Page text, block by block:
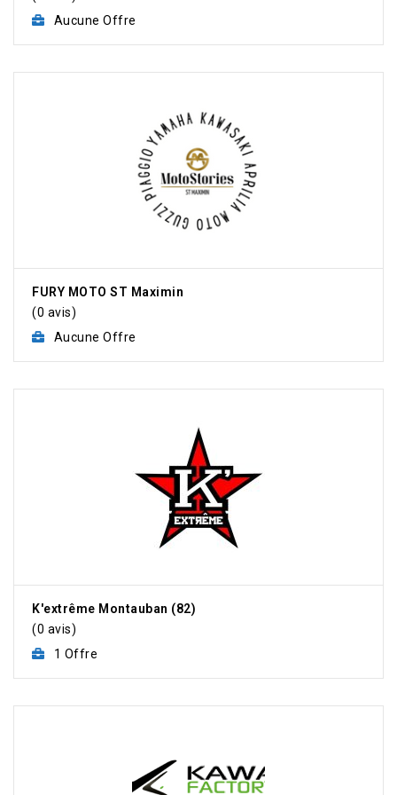
Aucune Offre
FURY MOTO ST Maximin
(0 avis)
Aucune Offre
K'extrême Montauban (82)
(0 avis)
1 Offre